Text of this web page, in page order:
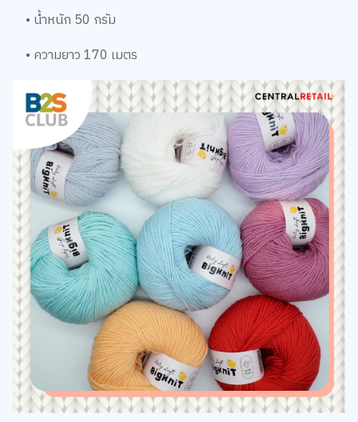
• น้ำหนัก 50 กรัม
• ความยาว 170 เมตร